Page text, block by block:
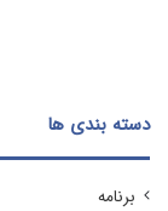
دسته بندی ها
برنامه